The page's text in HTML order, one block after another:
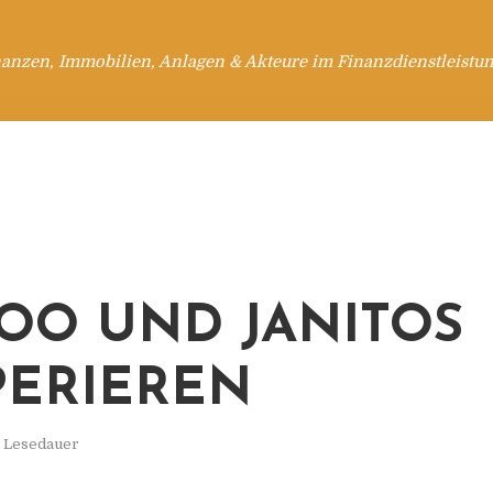
Immobilien, Anlagen & Akteure im
UND JANITOS
Lesedauer